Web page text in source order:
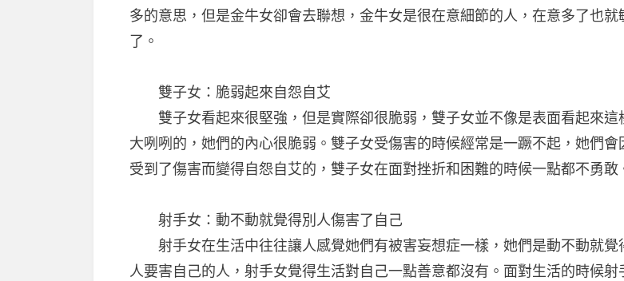
多的意思，但是金牛女卻會去聯想，金牛女是很在意細節的人，在意多了也就
了。
雙子女：脆弱起來自怨自艾
雙子女看起來很堅強，但是實際卻很脆弱，雙子女並不像是表面看起來這
大咧咧的，她們的內心很脆弱。雙子女受傷害的時候經常是一蹶不起，她們會
受到了傷害而變得自怨自艾的，雙子女在面對挫折和困難的時候一點都不勇敢
射手女：動不動就覺得別人傷害了自己
射手女在生活中往往讓人感覺她們有被害妄想症一樣，她們是動不動就覺
人要害自己的人，射手女覺得生活對自己一點善意都沒有。面對生活的時候射